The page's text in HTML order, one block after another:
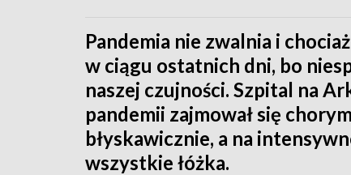
Pandemia nie zwalnia i
w ciągu ostatnich dni, bo
naszej czujności. Szpital na
pandemii zajmował się
błyskawicznie, a na
wszystkie łóżka.